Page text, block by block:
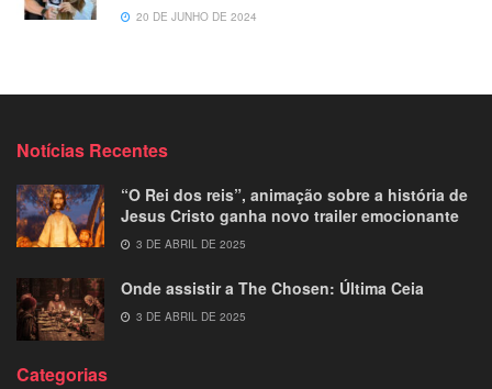
20 DE JUNHO DE 2024
Notícias Recentes
“O Rei dos reis”, animação sobre a história de
Jesus Cristo ganha novo trailer emocionante
3 DE ABRIL DE 2025
Onde assistir a The Chosen: Última Ceia
3 DE ABRIL DE 2025
Categorias